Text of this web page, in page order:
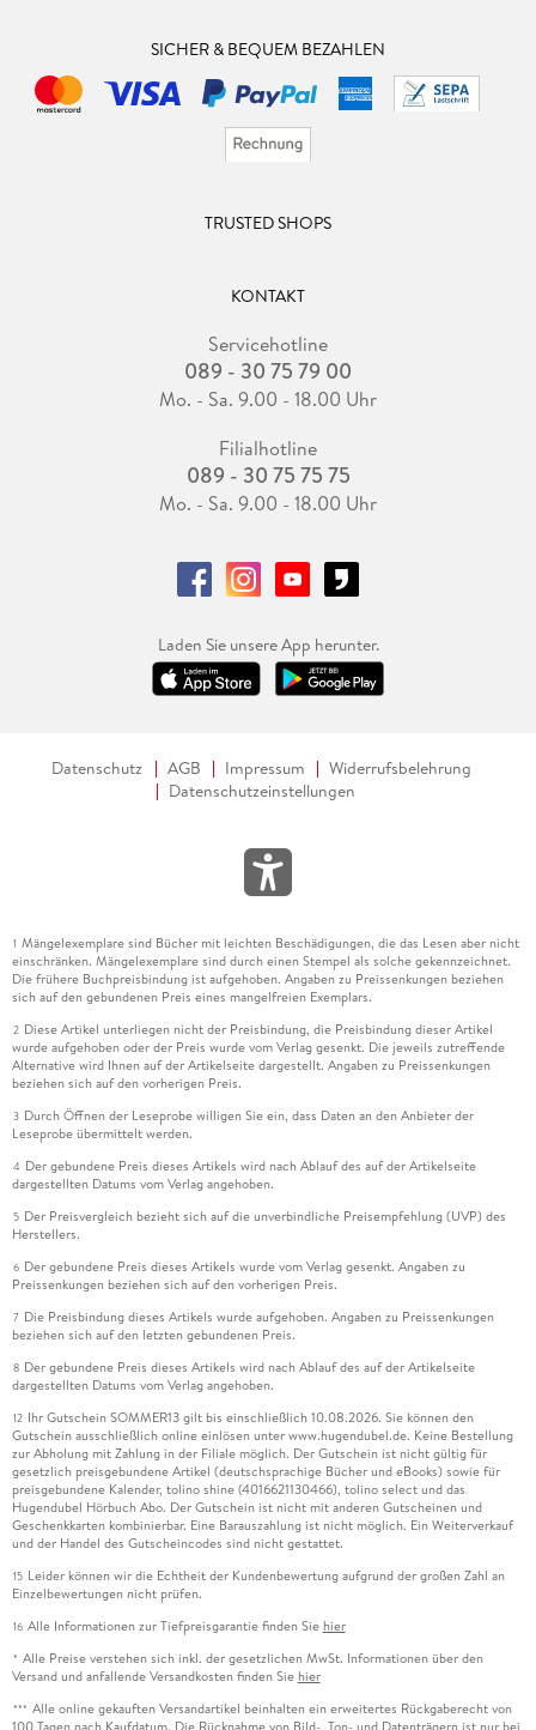
SICHER & BEQUEM BEZAHLEN
TRUSTED SHOPS
KONTAKT
Servicehotline
089 - 30 75 79 00
Mo. - Sa. 9.00 - 18.00 Uhr
Filialhotline
089 - 30 75 75 75
Mo. - Sa. 9.00 - 18.00 Uhr
Laden Sie unsere App herunter.
Datenschutz AGB Impressum
Widerrufsbelehrung
Datenschutzeinstellungen
1 Mängelexemplare sind Bücher mit leichten Beschädigungen, die das Lesen aber nicht
einschränken. Mängelexemplare sind durch einen Stempel als solche gekennzeichnet.
Die frühere Buchpreisbindung ist aufgehoben. Angaben zu Preissenkungen beziehen
sich auf den gebundenen Preis eines mangelfreien Exemplars.
2 Diese Artikel unterliegen nicht der Preisbindung, die Preisbindung dieser Artikel
wurde aufgehoben oder der Preis wurde vom Verlag gesenkt. Die jeweils zutreffende
Alternative wird Ihnen auf der Artikelseite dargestellt. Angaben zu Preissenkungen
beziehen sich auf den vorherigen Preis.
3 Durch Öffnen der Leseprobe willigen Sie ein, dass Daten an den Anbieter der
Leseprobe übermittelt werden.
4 Der gebundene Preis dieses Artikels wird nach Ablauf des auf der Artikelseite
dargestellten Datums vom Verlag angehoben.
5 Der Preisvergleich bezieht sich auf die unverbindliche Preisempfehlung (UVP) des
Herstellers.
6 Der gebundene Preis dieses Artikels wurde vom Verlag gesenkt. Angaben zu
Preissenkungen beziehen sich auf den vorherigen Preis.
7 Die Preisbindung dieses Artikels wurde aufgehoben. Angaben zu Preissenkungen
beziehen sich auf den letzten gebundenen Preis.
8 Der gebundene Preis dieses Artikels wird nach Ablauf des auf der Artikelseite
dargestellten Datums vom Verlag angehoben.
12 Ihr Gutschein SOMMER13 gilt bis einschließlich 10.08.2026. Sie können den
Gutschein ausschließlich online einlösen unter www.hugendubel.de. Keine Bestellung
zur Abholung mit Zahlung in der Filiale möglich. Der Gutschein ist nicht gültig für
gesetzlich preisgebundene Artikel (deutschsprachige Bücher und eBooks) sowie für
preisgebundene Kalender, tolino shine (4016621130466), tolino select und das
Hugendubel Hörbuch Abo. Der Gutschein ist nicht mit anderen Gutscheinen und
Geschenkkarten kombinierbar. Eine Barauszahlung ist nicht möglich. Ein Weiterverkauf
und der Handel des Gutscheincodes sind nicht gestattet.
15 Leider können wir die Echtheit der Kundenbewertung aufgrund der großen Zahl an
Einzelbewertungen nicht prüfen.
16 Alle Informationen zur Tiefpreisgarantie finden Sie hier
* Alle Preise verstehen sich inkl. der gesetzlichen MwSt. Informationen über den
Versand und anfallende Versandkosten finden Sie hier
*** Alle online gekauften Versandartikel beinhalten ein erweitertes Rückgaberecht von